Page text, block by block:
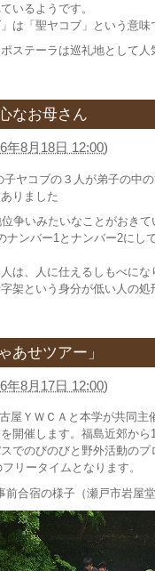
いるようです。
は「聖ヤコブ」という意味
ステーラは巡礼地として
なお母さん
年8月18日 12:00)
ヤコブの３人が弟子の中
りました
争いみたいなことがおき
ナンバー1とナンバー2にし
は、人に仕えるしもべに
架という身分が低い人の
あせツアー」
年8月17日 12:00)
屋ＹＷＣＡと本学が共同主
開催します。福島近郊か
でのびのびと野外活動の
リータイムとなります。
前合宿の様子（瀬戸市岩屋